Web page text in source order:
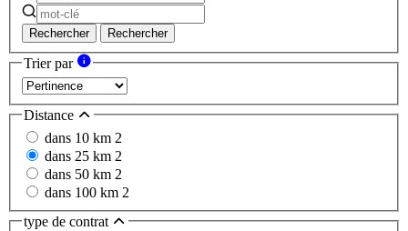
Rechercher Rechercher
Trier par
Distance
dans 10 km 2
dans 25 km 2
dans 50 km 2
dans 100 km 2
type de contrat